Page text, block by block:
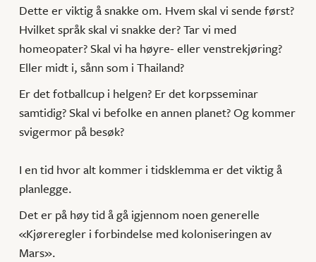
Dette er viktig å snakke om. Hvem skal vi sende først?
Hvilket språk skal vi snakke der? Tar vi med
homeopater? Skal vi ha høyre- eller venstrekjøring?
Eller midt i, sånn som i Thailand?
Er det fotballcup i helgen? Er det korpsseminar
samtidig? Skal vi befolke en annen planet? Og kommer
svigermor på besøk?
I en tid hvor alt kommer i tidsklemma er det viktig å
planlegge.
Det er på høy tid å gå igjennom noen generelle
«Kjøreregler i forbindelse med koloniseringen av
Mars».